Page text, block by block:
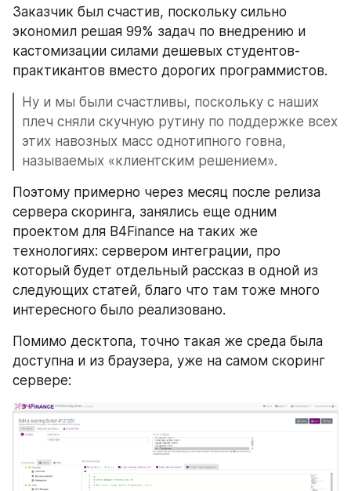
Заказчик был счастив, поскольку сильно
экономил решая 99% задач по внедрению и
кастомизации силами дешевых студентов-
практикантов вместо дорогих программистов.
Ну и мы были счастливы, поскольку с наших
плеч сняли скучную рутину по поддержке всех
этих навозных масс однотипного говна,
называемых «клиентским решением».
Поэтому примерно через месяц после релиза
сервера скоринга, занялись еще одним
проектом для B4Finance на таких же
технологиях: сервером интеграции, про
который будет отдельный рассказ в одной из
следующих статей, благо что там тоже много
интересного было реализовано.
Помимо десктопа, точно такая же среда была
доступна и из браузера, уже на самом скоринг
сервере: